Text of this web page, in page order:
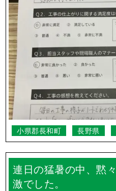
小県郡長和町 長野県
連日の猛暑の中、黙
激でした。